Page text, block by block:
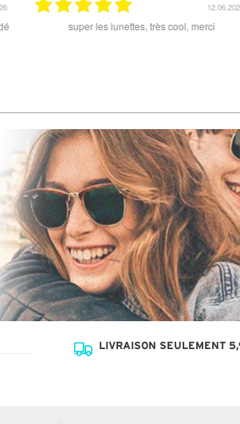
12.06.2026
super les lunettes, très cool, merci
LIVRAISON SEULEMENT